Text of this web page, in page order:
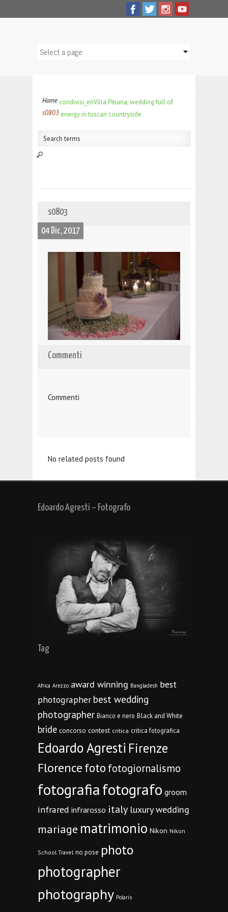
Home condivisi_enVilla Pitiana, wedding full of
energy in tuscan countryside
s0803
s0803
04 Dic, 2017
Commenti
Commenti
No related posts found
Edoardo Agresti – Fotografo
Tag
Africa Arezzo award winning Bangladesh best
photographer best wedding
photographer Bianco e nero Black and White
bride concorso contest critica critica fotografica
Edoardo Agresti Firenze
Florencefoto fotogiornalismo
fotografiafotografo groom
infrared infrarosso italy luxury wedding
mariage matrimonio Nikon Nikon
School Travel no pose photo
photographer
photography Polaris